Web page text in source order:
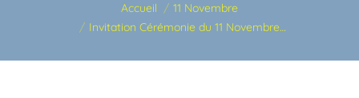
Accueil
11 Novembre
Invitation Cérémonie du 11 Novembre…